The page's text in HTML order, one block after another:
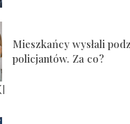
Mieszkańcy wysłali
policjantów. Za co?